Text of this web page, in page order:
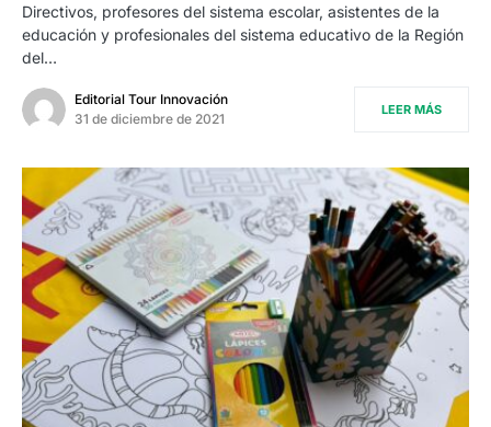
Directivos, profesores del sistema escolar, asistentes de la
educación y profesionales del sistema educativo de la Región
del…
Editorial Tour Innovación
31 de diciembre de 2021
LEER MÁS